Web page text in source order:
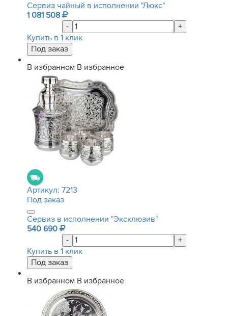
Сервиз чайный в исполнении "Люкс"
1 081 508
-
+
Купить в 1 клик
В избранном В избранное
Артикул: 7213
Под заказ
Сервиз в исполнении "Эксклюзив"
540 690
-
+
Купить в 1 клик
В избранном В избранное